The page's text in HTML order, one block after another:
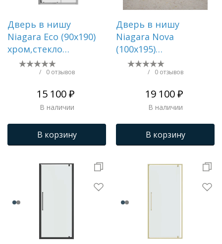
Дверь в нишу
Niagara Eco (90х190)
хром,стекло
прозрачное,1 место
NG-631-9A
/ 0 отзывов
15 100 ₽
В наличии
В корзину
Дверь в нишу
Niagara Nova
(100х195)
золото,двери
раздвижные,стекло
NG-42-10AG
/ 0 отзывов
19 100 ₽
В наличии
В корзину